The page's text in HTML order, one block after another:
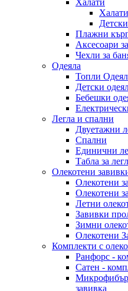
Халати
Плажни
Аксесоари
Чехли за
Одеяла
Топли
Детски
Бебешки
Легла и спални
Двуетажни
Спални
Единични
Табла за
Олекотени
Олекотени
Олекотени
Летни
Завивки
Зимни
Олекотени
Комплекти с
Ранфорс -
Сатен -
завивка